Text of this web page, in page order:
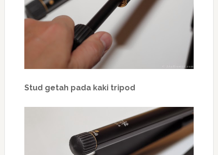
Stud getah pada kaki tripod